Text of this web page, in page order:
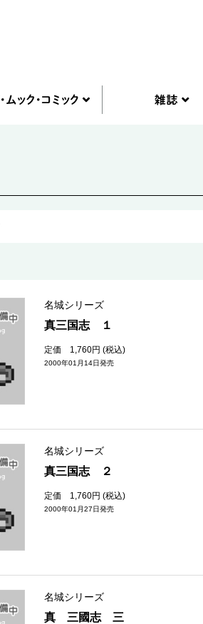
名城シリーズ
真三国志 １
定価 1,760円 (税込)
2000年01月14日発売
名城シリーズ
真三国志 ２
定価 1,760円 (税込)
2000年01月27日発売
名城シリーズ
真 三國志 三 諸葛孔